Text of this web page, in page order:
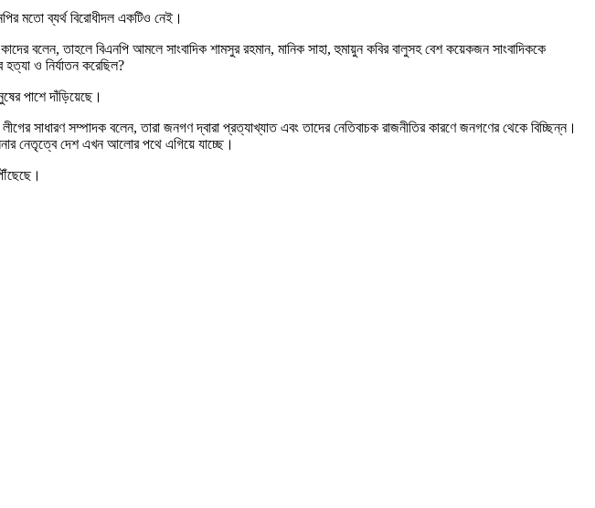
মতো ব্যর্থ বিরোধীদল একটিও নেই।
বলেন, তাহলে বিএনপি আমলে সাংবাদিক শামসুর রহমান, মানিক সাহা, হুমায়ুন কবির বালুসহ বেশ কয়েকজন সাংবাদিককে
ও নির্যাতন করেছিল?
পাশে দাঁড়িয়েছে।
সাধারণ সম্পাদক বলেন, তারা জনগণ দ্বারা প্রত্যাখ্যাত এবং তাদের নেতিবাচক রাজনীতির কারণে জনগণের থেকে বিচ্ছিন্ন।
নেতৃত্বে দেশ এখন আলোর পথে এগিয়ে যাচ্ছে।